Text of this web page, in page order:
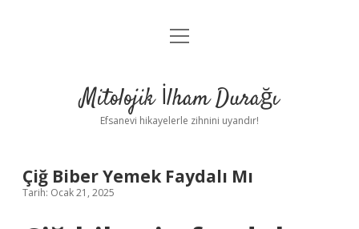
Anasayfa
Yasal Uyarı
menüyü
Mitolojik İlham Durağı
Efsanevi hikayelerle zihnini uyandır!
Çiğ Biber Yemek Faydalı Mı
Tarih: Ocak 21, 2025